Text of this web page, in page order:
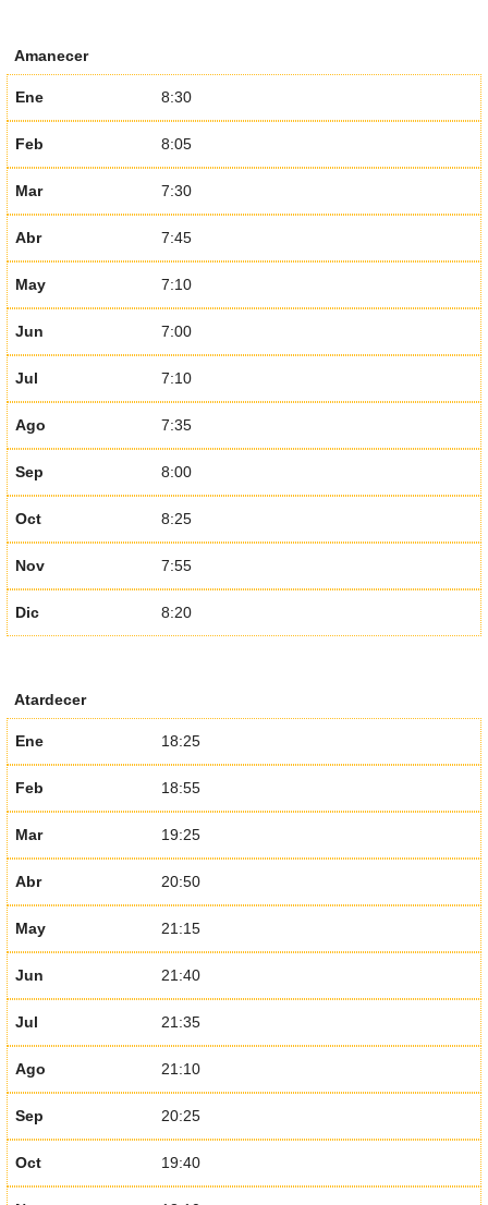
Amanecer
Ene 8:30
Feb 8:05
Mar 7:30
Abr 7:45
May 7:10
Jun 7:00
Jul 7:10
Ago 7:35
Sep 8:00
Oct 8:25
Nov 7:55
Dic 8:20
Atardecer
Ene 18:25
Feb 18:55
Mar 19:25
Abr 20:50
May 21:15
Jun 21:40
Jul 21:35
Ago 21:10
Sep 20:25
Oct 19:40